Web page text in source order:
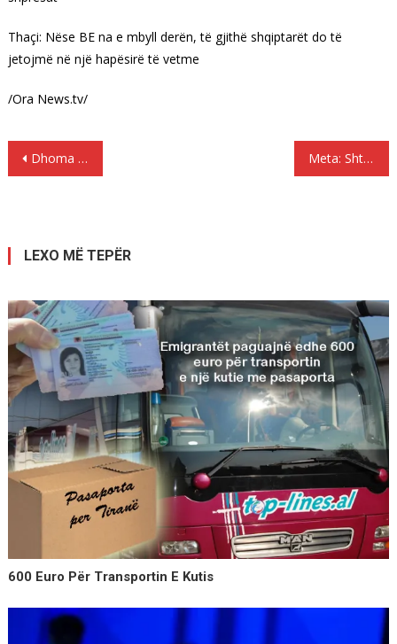
Thaçi: Nëse BE na e mbyll derën, të gjithë shqiptarët do të
jetojmë në një hapësirë të vetme
/Ora News.tv/
Lëvizje
Dhoma e Pasqyrave… Meta: Shtyrja të afatit të regjistrimit të partive, kontribut për mbarëvajtjen e procesit zgjedhor
LEXO MË TEPËR
600 Euro Për Transportin E Kutis